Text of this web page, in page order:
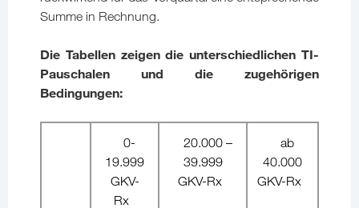
Summe in Rechnung.
Die Tabellen zeigen die unterschiedlichen TI-
Pauschalen und die zugehörigen
Bedingungen:
0-
19.999
GKV-
Rx
20.000 –
39.999
GKV-Rx
ab
40.000
GKV-Rx